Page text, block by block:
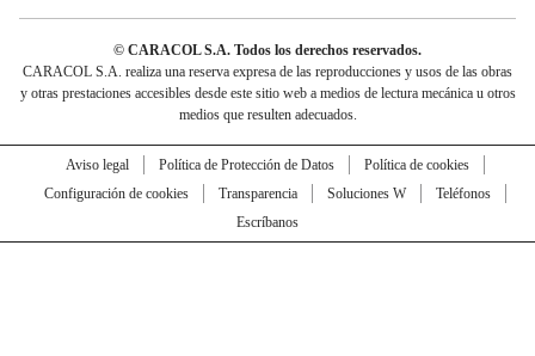
© CARACOL S.A. Todos los derechos reservados.
CARACOL S.A. realiza una reserva expresa de las reproducciones y usos de las obras
y otras prestaciones accesibles desde este sitio web a medios de lectura mecánica u otros
medios que resulten adecuados.
Aviso legal Política de Protección de Datos
Política de cookies
Configuración de cookies
Transparencia Soluciones W
Teléfonos
Escríbanos